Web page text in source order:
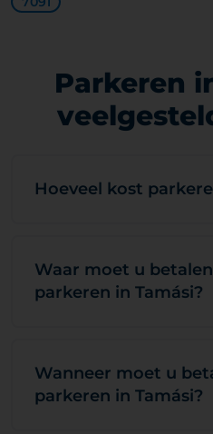
Parkeren
Hoeveel kost
Waar moet u
parkeren in Tamási?
Wanneer moet u
parkeren in Tamási?